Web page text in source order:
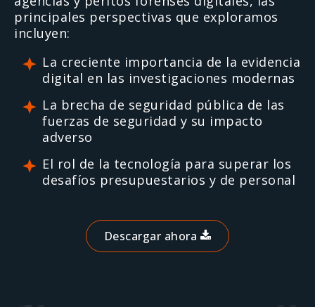
principales perspectivas que exploramos
incluyen:
La creciente importancia de la evidencia
digital en las investigaciones modernas
La brecha de seguridad pública de las
fuerzas de seguridad y su impacto
adverso
El rol de la tecnología para superar los
desafíos presupuestarios y de personal
Descargar ahora